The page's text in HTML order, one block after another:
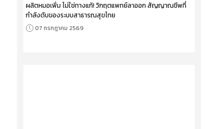
ผลิตหมอเพิ่ม ไม่ใช่ทางแก้! วิกฤตแพทย์ลาออก สัญญาณชีพที่
กำลังดับของระบบสาธารณสุขไทย
07 กรกฎาคม 2569